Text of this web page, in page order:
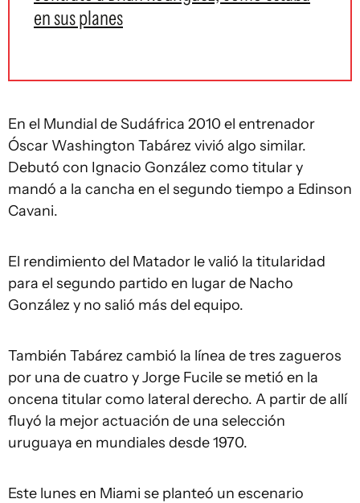
en sus planes
En el Mundial de Sudáfrica 2010 el entrenador
Óscar Washington Tabárez vivió algo similar.
Debutó con Ignacio González como titular y
mandó a la cancha en el segundo tiempo a Edinson
Cavani.
El rendimiento del Matador le valió la titularidad
para el segundo partido en lugar de Nacho
González y no salió más del equipo.
También Tabárez cambió la línea de tres zagueros
por una de cuatro y Jorge Fucile se metió en la
oncena titular como lateral derecho. A partir de allí
fluyó la mejor actuación de una selección
uruguaya en mundiales desde 1970.
Este lunes en Miami se planteó un escenario